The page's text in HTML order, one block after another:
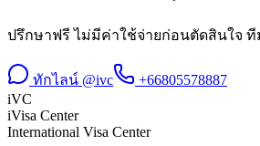
ปรึกษาฟรี ไม่มีค่าใช้จ่ายก่อนตัดสินใจ
ทักไลน์ @ivc
+66805578887
iVC
iVisa Center
International Visa Center